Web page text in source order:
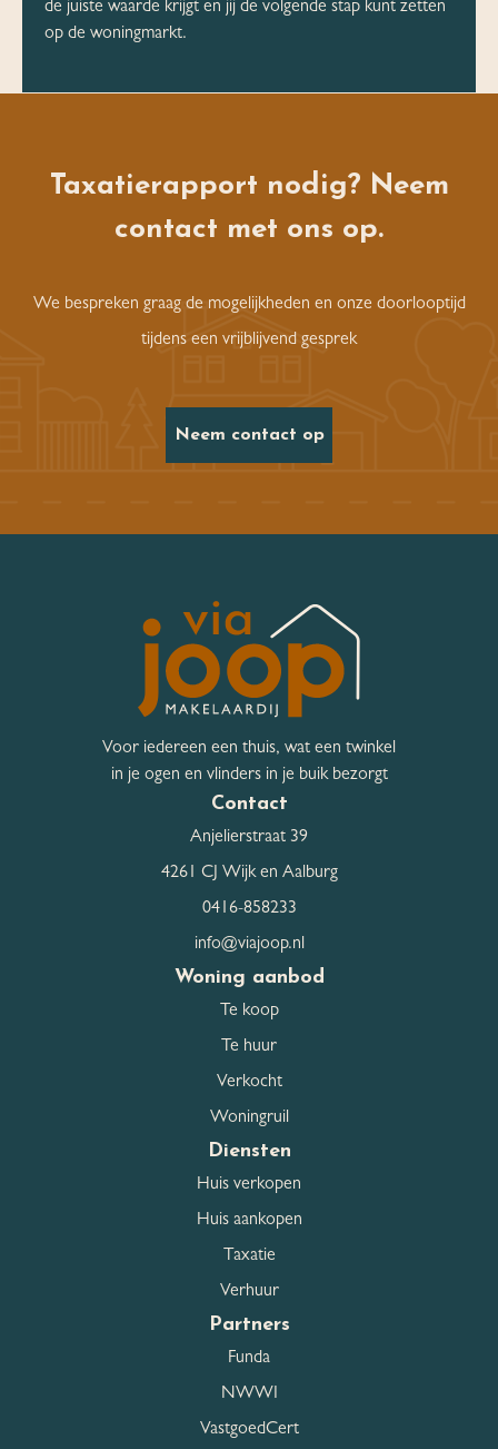
de juiste waarde krijgt en jij de volgende stap kunt zetten
op de woningmarkt.
Taxatierapport nodig? Neem
contact met ons op.
We bespreken graag de mogelijkheden en onze doorlooptijd
tijdens een vrijblijvend gesprek
Neem contact op
Voor iedereen een thuis, wat een twinkel
in je ogen en vlinders in je buik bezorgt
Contact
Anjelierstraat 39
4261 CJ Wijk en Aalburg
0416-858233
info@viajoop.nl
Woning aanbod
Te koop
Te huur
Verkocht
Woningruil
Diensten
Huis verkopen
Huis aankopen
Taxatie
Verhuur
Partners
Funda
NWWI
VastgoedCert